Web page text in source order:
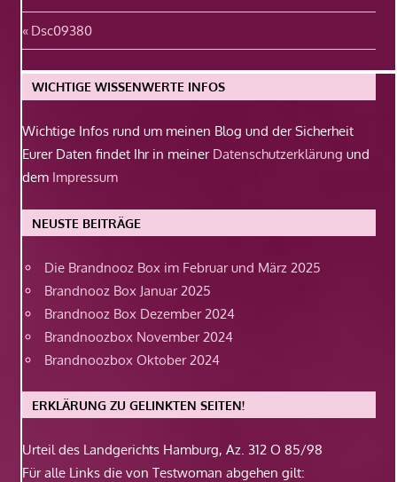
Beitragsnavigation
Vorheriger
Beitrag:
Dsc09380
WICHTIGE WISSENWERTE INFOS
Wichtige Infos rund um meinen Blog und der Sicherheit
Eurer Daten findet Ihr in meiner Datenschutzerklärung und
dem Impressum
NEUSTE BEITRÄGE
Die Brandnooz Box im Februar und März 2025
Brandnooz Box Januar 2025
Brandnooz Box Dezember 2024
Brandnoozbox November 2024
Brandnoozbox Oktober 2024
ERKLÄRUNG ZU GELINKTEN SEITEN!
Urteil des Landgerichts Hamburg, Az. 312 O 85/98
Für alle Links die von Testwoman abgehen gilt: